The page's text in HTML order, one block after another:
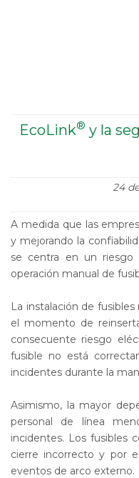
EcoLink® y la
24
A medida que las
y mejorando la
se centra en un riesgo
operación manual de
La instalación de
el momento de
consecuente riesgo
fusible no está
incidentes durante la
Asimismo, la mayor
personal de línea
incidentes. Los fusibles
cierre incorrecto y por
eventos de arco externo.